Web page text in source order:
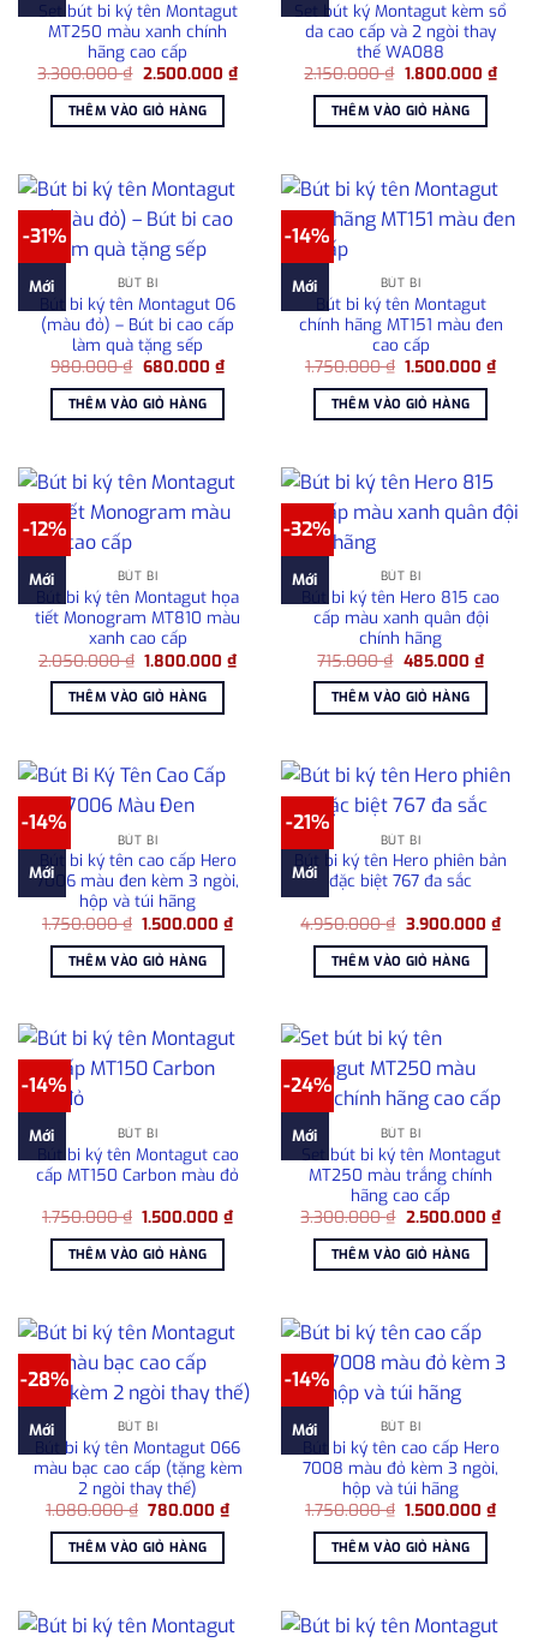
Set bút bi ký tên Montagut
MT250 màu xanh chính
hãng cao cấp
3.300.000₫ Giá
là:
3.300.000 ₫.
2.500.000 ₫Giá
hiện
2.500.000 ₫.
THÊM VÀO GIỎ HÀNG
Set bút ký Montagut kèm sổ
da cao cấp và 2 ngòi thay
thế WA088
2.150.000₫ Giá
là:
2.150.000 ₫.
1.800.000 ₫Giá
hiện
THÊM VÀO GIỎ HÀNG
-31%
Mới BÚT BI
Bút bi ký tên Montagut 06
(màu đỏ) – Bút bi cao cấp
làm quà tặng sếp
980.000₫ Giá
là:
980.000 ₫.
680.000 ₫Giá
hiện
680.000 ₫.
THÊM VÀO GIỎ HÀNG
-14%
Mới BÚT BI
Bút bi ký tên Montagut
chính hãng MT151 màu đen
cao cấp
1.750.000₫ Giá
là:
1.750.000 ₫.
1.500.000₫Giá
hiện
THÊM VÀO GIỎ HÀNG
-12%
Mới BÚT BI
Bút bi ký tên Montagut họa
tiết Monogram MT810 màu
xanh cao cấp
2.050.000₫ Giá
là:
2.050.000 ₫.
1.800.000₫Giá
hiện
1.800.000 ₫.
THÊM VÀO GIỎ HÀNG
-32%
Mới BÚT BI
Bút bi ký tên Hero 815 cao
cấp màu xanh quân đội
chính hãng
715.000₫ Giá
là:
715.000 ₫.
485.000 ₫Giá
hiện
tại
THÊM VÀO GIỎ HÀNG
-14%
Mới
BÚT BI
Bút bi ký tên cao cấp Hero
7006 màu đen kèm 3 ngòi,
hộp và túi hãng
1.750.000₫ Giá
là:
1.750.000 ₫.
1.500.000₫Giá
hiện
1.500.000 ₫.
THÊM VÀO GIỎ HÀNG
-21%
Mới
BÚT BI
Bút bi ký tên Hero phiên bản
đặc biệt 767 đa sắc
4.950.000₫ Giá
là:
4.950.000 ₫.
3.900.000 ₫Giá
hiện
THÊM VÀO GIỎ HÀNG
-14%
Mới BÚT BI
Bút bi ký tên Montagut cao
cấp MT150 Carbon màu đỏ
1.750.000₫ Giá
là:
1.750.000 ₫.
1.500.000₫Giá
hiện
1.500.000 ₫.
THÊM VÀO GIỎ HÀNG
-24%
Mới BÚT BI
Set bút bi ký tên Montagut
MT250 màu trắng chính
hãng cao cấp
3.300.000₫ Giá
là:
3.300.000 ₫.
2.500.000 ₫Giá
hiện
THÊM VÀO GIỎ HÀNG
-28%
Mới BÚT BI
Bút bi ký tên Montagut 066
màu bạc cao cấp (tặng kèm
2 ngòi thay thế)
1.080.000₫ Giá
là:
1.080.000 ₫.
780.000₫Giá
THÊM VÀO GIỎ HÀNG
-14%
Mới BÚT BI
Bút bi ký tên cao cấp Hero
7008 màu đỏ kèm 3 ngòi,
hộp và túi hãng
1.750.000₫ Giá
là:
1.750.000 ₫.
1.500.000₫Giá
THÊM VÀO GIỎ HÀNG